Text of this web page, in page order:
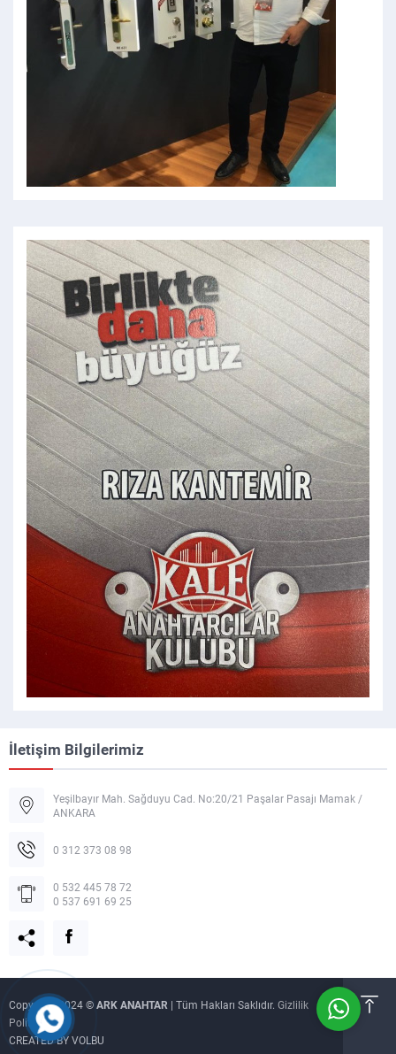
İletişim Bilgilerimiz
Yeşilbayır Mah. Sağduyu Cad. No:20/21 Paşalar Pasajı Mamak /
ANKARA
0 312 373 08 98
0 532 445 78 72
0 537 691 69 25
Copyright 2024 ©ARK ANAHTAR | Tüm Hakları Saklıdır. Gizlilik
Politikası
CREATED BY VOLBU